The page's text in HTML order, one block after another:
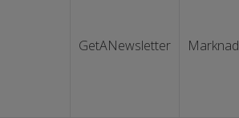
GetANewsletter